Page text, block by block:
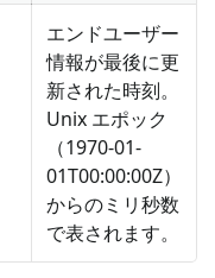
エンドユーザー
情報が最後に更
新された時刻。
Unix エポック
（1970-01-
01T00:00:00Z）
からのミリ秒数
で表されます。